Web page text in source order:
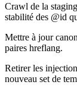
Crawl de la
stabilité des @id
Mettre à jour
paires hreflang.
Retirer les
nouveau set de